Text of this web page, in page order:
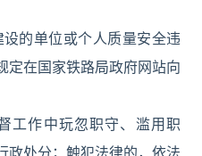
的单位或个人质量安全违
定在国家铁路局政府网站向
工作中玩忽职守、滥用职
政处分；触犯法律的，依法